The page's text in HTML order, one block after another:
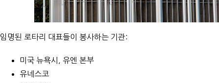
임명된 로타리 대표들이 봉사하는 기관:
미국 뉴욕시, 유엔 본부
유네스코